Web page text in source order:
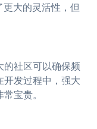
大的灵活性，但
社区可以确保频
发过程中，强大
宝贵。